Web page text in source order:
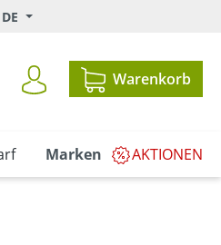
DE
Warenkorb
Marken AKTIONEN